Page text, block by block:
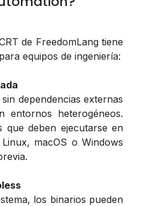
de FreedomLang tiene
equipos de ingeniería:
dependencias externas
entornos heterogéneos.
que deben ejecutarse en
macOS o Windows
los binarios pueden